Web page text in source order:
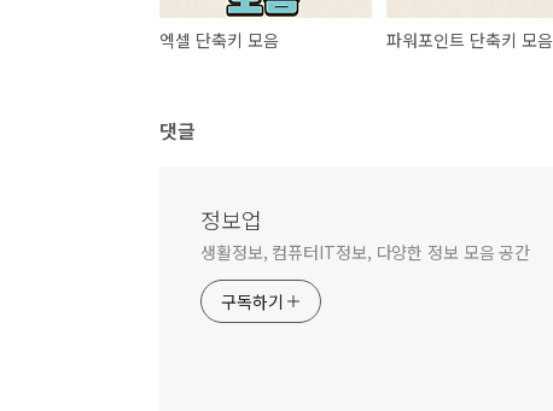
엑셀 단축키 모음 파워포인트 단축키 모음
댓글
정보업
생활정보, 컴퓨터IT정보, 다양한 정보 모음 공간
구독하기